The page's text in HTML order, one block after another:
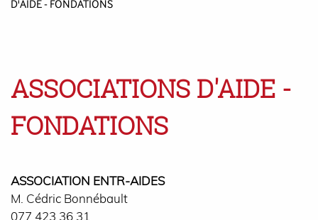
D'AIDE - FONDATIONS
ASSOCIATIONS D'AIDE -
FONDATIONS
ASSOCIATION ENTR-AIDES
M. Cédric Bonnébault
077 423 36 31